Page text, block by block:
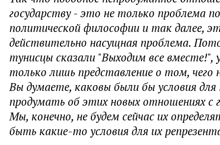
государству - это не только проблема
политической философии и так далее,
действительно насущная проблема.
тунисцы сказали "Выходим все вместе!",
только лишь представление о том, чего
Вы думаете, каковы были бы условия
продумать об этих новых отношениях с
Мы, конечно, не будем сейчас их
быть какие-то условия для их